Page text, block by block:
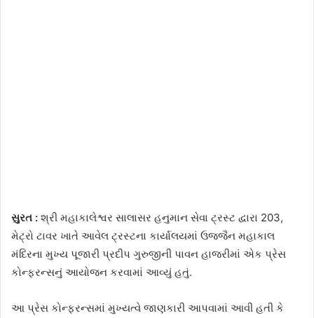
સુરત : શ્રી મહાકાલેશ્વર સાલાસર હનુમાન સેવા ટ્રસ્ટ દ્વારા 203,
મેટ્રો ટાવર ખાતે આવેલ ટ્રસ્ટના કાર્યાલયમાં ઉજ્જૈન મહાકાલ
મંદિરના મુખ્ય પૂજારી પ્રદીપ ગુરુજીની પાવન હાજરીમાં એક પ્રેસ
કોન્ફરન્સનું આયોજન કરવામાં આવ્યું હતું.
આ પ્રેસ કોન્ફરન્સમાં મુખ્યત્વે જાણકારી આપવામાં આવી હતી કે